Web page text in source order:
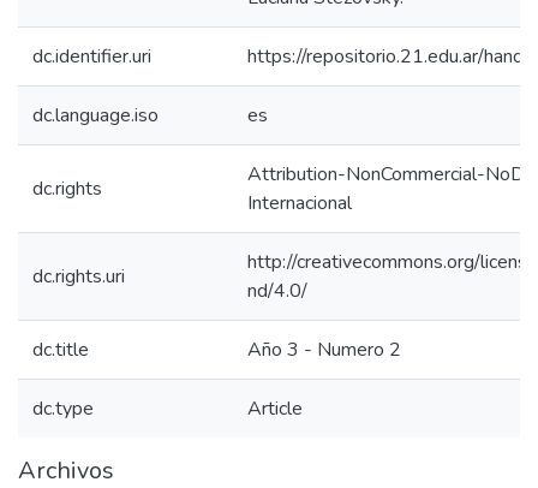
dc.identifier.uri https://repositorio.21.edu.ar/
dc.language.iso es
dc.rights
Attribution-NonCommercial-
Internacional
dc.rights.uri
http://creativecommons.org/
nd/4.0/
dc.title Año 3 - Numero 2
dc.type Article
Archivos